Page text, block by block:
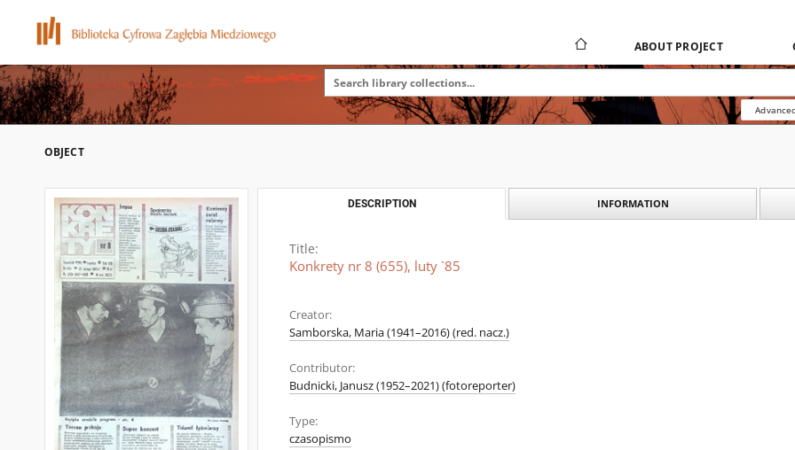
ABOUT PROJECT
OBJECT
DESCRIPTION INFORMATION
Title:
Konkrety nr 8 (655), luty `85
Creator:
Samborska, Maria (1941–2016) (red. nacz.)
Contributor:
Budnicki, Janusz (1952–2021) (fotoreporter)
Type:
czasopismo